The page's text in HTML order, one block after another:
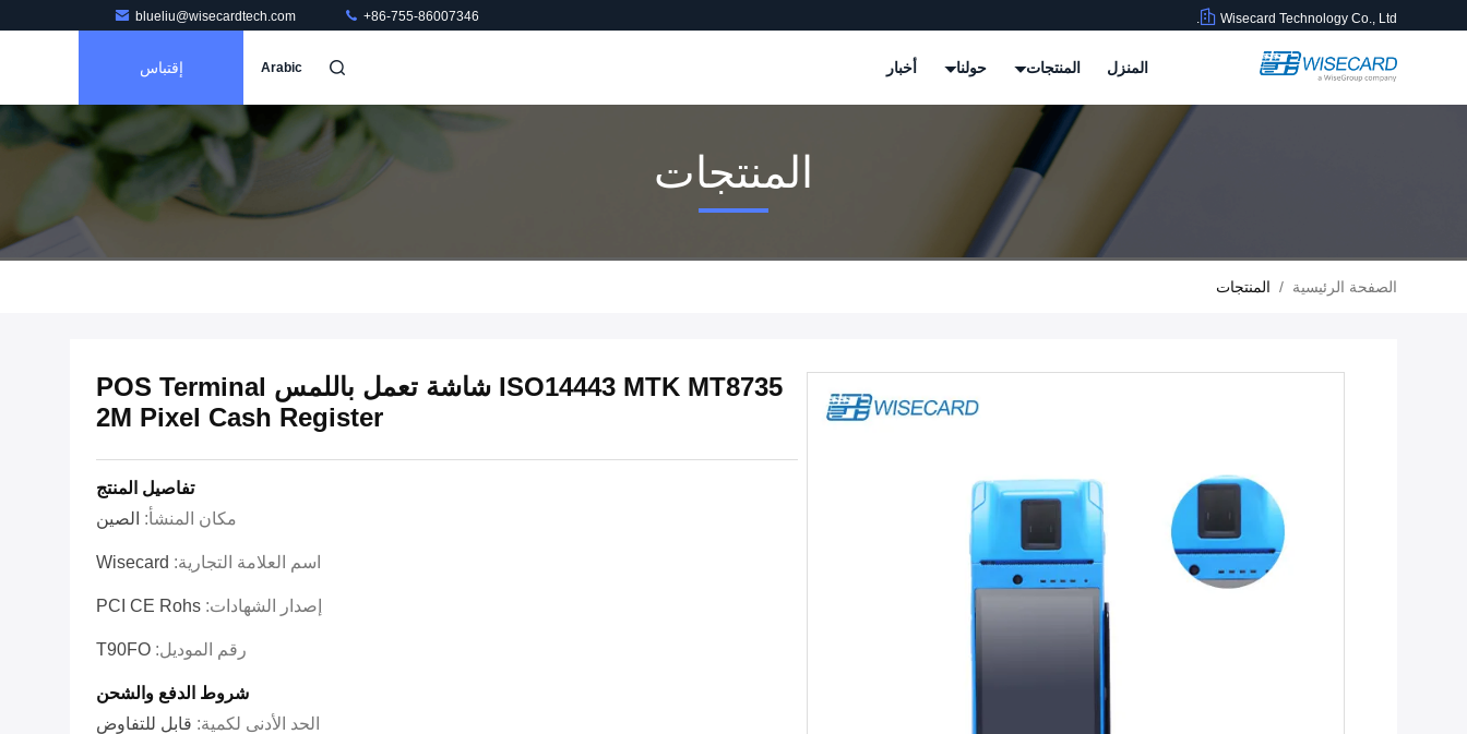
Wisecard Technology Co., Ltd.
blueliu@wisecardtech.com +86-755-86007346
المنزل المنتجات حولنا أخبار Arabic إقتباس
المنتجات
الصفحة الرئيسية / المنتجات
ISO14443 MTK MT8735 شاشة تعمل باللمس POS Terminal
2M Pixel Cash Register
تفاصيل المنتج
مكان المنشأ: الصين
اسم العلامة التجارية: Wisecard
إصدار الشهادات: PCI CE Rohs
رقم الموديل: T90FO
شروط الدفع والشحن
الحد الأدنى لكمية: قابل للتفاوض